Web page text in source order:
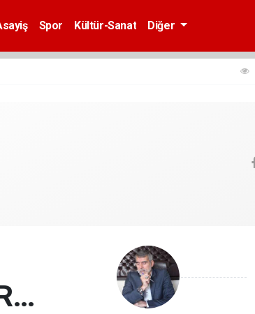
Spor Kültür-Sanat Diğer